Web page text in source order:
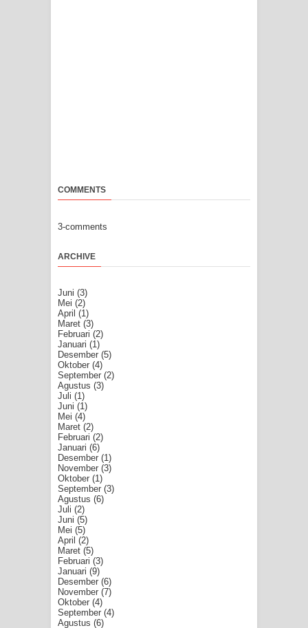
COMMENTS
3-comments
ARCHIVE
Juni (3)
Mei (2)
April (1)
Maret (3)
Februari (2)
Januari (1)
Desember (5)
Oktober (4)
September (2)
Agustus (3)
Juli (1)
Juni (1)
Mei (4)
Maret (2)
Februari (2)
Januari (6)
Desember (1)
November (3)
Oktober (1)
September (3)
Agustus (6)
Juli (2)
Juni (5)
Mei (5)
April (2)
Maret (5)
Februari (3)
Januari (9)
Desember (6)
November (7)
Oktober (4)
September (4)
Agustus (6)